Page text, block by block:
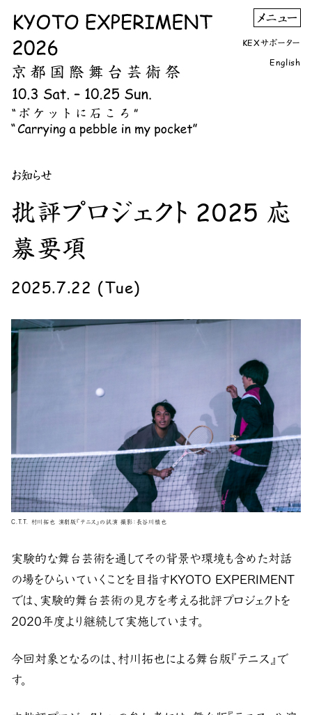
KEXサポーター
English
お知らせ
批評プロジェクト 2025 応
募要項
2025.7.22 (Tue)
C.T.T. 村川拓也 演劇版『テニス』の試演 撮影：長谷川槙也
実験的な舞台芸術を通してその背景や環境も含めた対話
の場をひらいていくことを目指すKYOTO EXPERIMENT
では、実験的舞台芸術の見方を考える批評プロジェクトを
2020年度より継続して実施しています。
今回対象となるのは、村川拓也による舞台版『テニス』で
す。